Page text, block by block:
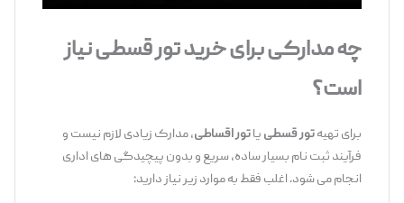
چه مدارکی برای خرید تور قسطی نیاز
است؟
برای تهیهتور قسطییاتور اقساطی، مدارک زیادی لازم نیست و
فرآیند ثبت ‌نام بسیار ساده، سریع و بدون پیچیدگی‌ های اداری
انجام می ‌شود. اغلب فقط به موارد زیر نیاز دارید: